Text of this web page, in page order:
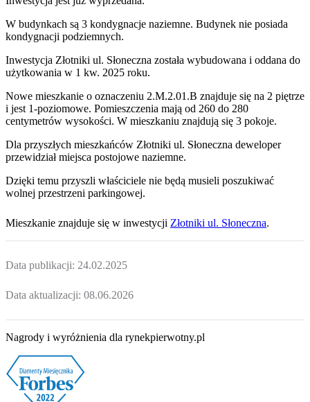
W budynkach są 3 kondygnacje naziemne. Budynek nie posiada
kondygnacji podziemnych.
Inwestycja Złotniki ul. Słoneczna została wybudowana i oddana do
użytkowania w 1 kw. 2025 roku.
Nowe mieszkanie o oznaczeniu 2.M.2.01.B znajduje się na 2 piętrze
i jest 1-poziomowe. Pomieszczenia mają od 260 do 280
centymetrów wysokości. W mieszkaniu znajdują się 3 pokoje.
Dla przyszłych mieszkańców Złotniki ul. Słoneczna deweloper
przewidziałmiejsca postojowe naziemne.
Dzięki temu przyszli właściciele nie będą musieli poszukiwać
wolnej przestrzeni parkingowej.
Mieszkanie znajduje się w inwestycji Złotniki ul. Słoneczna.
Data publikacji: 24.02.2025
Data aktualizacji: 08.06.2026
Nagrody i wyróżnienia dla rynekpierwotny.pl